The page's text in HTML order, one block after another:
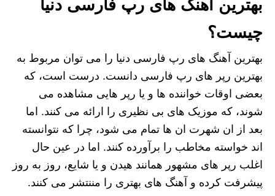
بهترین اهنگ های رپ فارسی دنیا
چیست؟
بهترین آهنگ های رپ فارسی دنیا را می توان مربوط به
بهترین رپر های رپ فارسی دانست. درست است، که
بعضی اوقات خواننده ها و یا رپر هایی مشاهده می
شوند، که موزیک های بی نظیری را ارائه می کنند. اما
بعد از ان شهرت ان ها تمام می شود، چرا که نتوانسته
اند خواسته مخاطب را برآورده کنند. اما در عین حال
اغلب رپر های مشهور همانند هیدن و یا شایع، روز به روز
پیشرفت کرده و آهنگ های بهتری را مننتشر می کنند.